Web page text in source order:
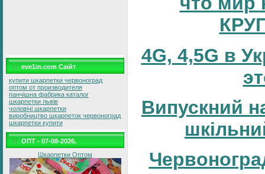
eve1in.com Саїйт
купити шкарпетки червоноград
оптом от производителя
панчішна фабрика каталог
шкарпетки львів
чоловічі шкарпетки
виробництво шкарпеток червоноград
шкарпетки купити
ОПТ - 07-08-2026,
Шкарпетки Оптом
4G, 4,5G в
Випускний